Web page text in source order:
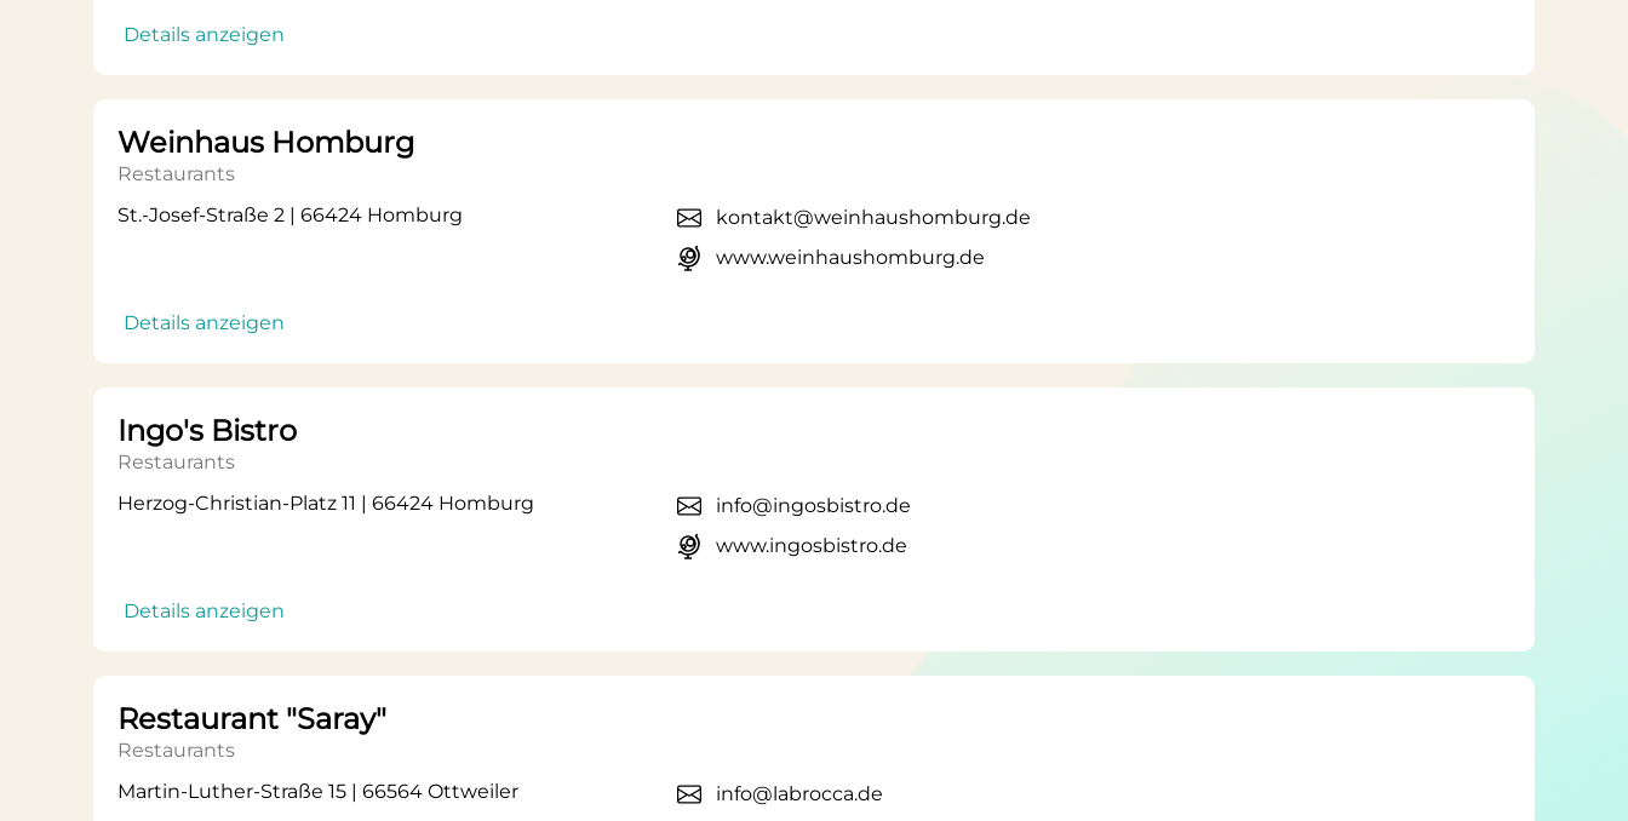
Details anzeigen
Weinhaus Homburg
Restaurants
St.-Josef-Straße 2 | 66424 Homburg
Details anzeigen
kontakt@weinhaushomburg.de
www.weinhaushomburg.de
Ingo's Bistro
Restaurants
Herzog-Christian-Platz 11 | 66424 Homburg
Details anzeigen
info@ingosbistro.de
www.ingosbistro.de
Restaurant "Saray"
Restaurants
Martin-Luther-Straße 15 | 66564 Ottweiler
info@labrocca.de